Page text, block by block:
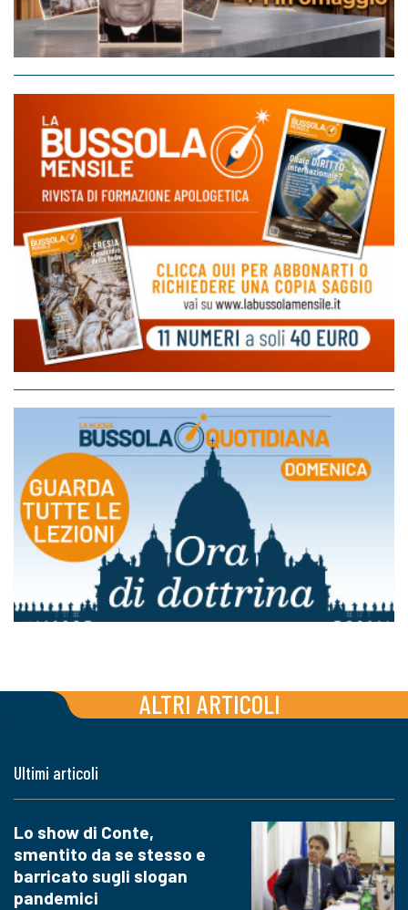
ALTRI ARTICOLI
Ultimi articoli
Lo show di Conte,
smentito da se stesso e
barricato sugli slogan
pandemici